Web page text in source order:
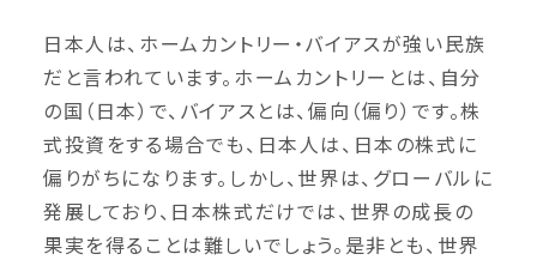
日本人は、ホームカントリー・バイアスが強い民族
だと言われています。ホームカントリーとは、自分
の国（日本）で、バイアスとは、偏向（偏り）です。株
式投資をする場合でも、日本人は、日本の株式に
偏りがちになります。しかし、世界は、グローバルに
発展しており、日本株式だけでは、世界の成長の
果実を得ることは難しいでしょう。是非とも、世界